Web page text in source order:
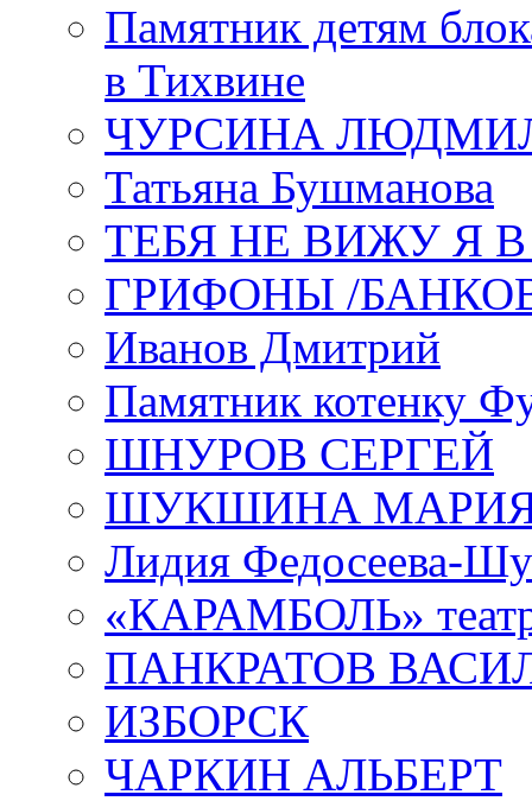
Памятник детям
в Тихвине
ЧУРСИНА
Татьяна Бушманова
ТЕБЯ НЕ ВИЖУ Я
ГРИФОНЫ /
Иванов Дмитрий
Памятник котенку
ШНУРОВ СЕРГЕЙ
ШУКШИНА
Лидия Федосеева-
«КАРАМБОЛЬ»
ПАНКРАТОВ
ИЗБОРСК
ЧАРКИН АЛЬБЕРТ